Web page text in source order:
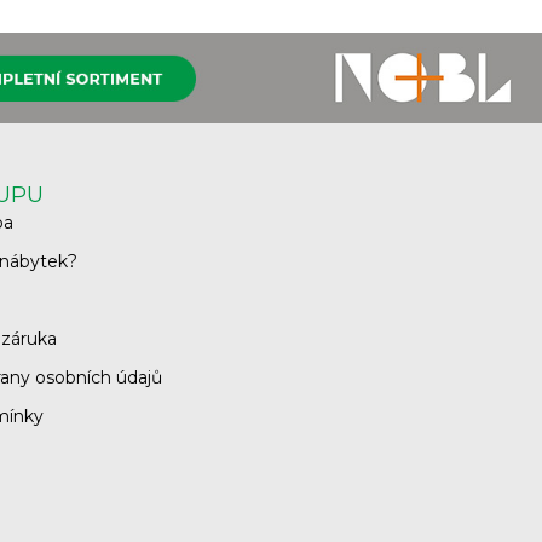
osobních údajů